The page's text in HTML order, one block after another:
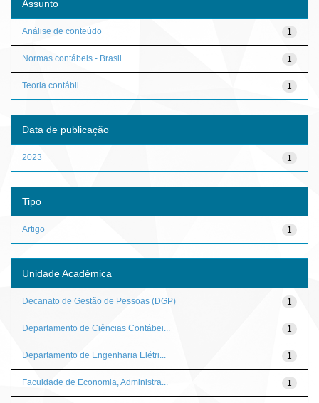
Assunto
1
Análise de conteúdo
1
Normas contábeis - Brasil
1
Teoria contábil
Data de publicação
1
2023
Tipo
1
Artigo
Unidade Acadêmica
1
Decanato de Gestão de Pessoas (DGP)
1
Departamento de Ciências Contábei...
1
Departamento de Engenharia Elétri...
1
Faculdade de Economia, Administra...